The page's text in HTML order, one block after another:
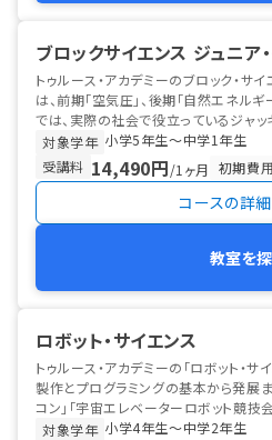
ブロックサイエンス ジュニア
トゥルース・アカデミーのブロック・サイ
は、前期「空気圧」、後期「自然エネルギ
では、実際の社会で役立っているジャッ
対象学年 小学5年生〜中学1年生
受講料 14,490円/1ヶ月 初期費
コースの詳
教室を
ロボット・サイエンス
トゥルース・アカデミーの「ロボット・サ
製作とプログラミングの基本から発展ま
コン」「宇宙エレベーターロボット競技
対象学年 小学4年生〜中学2年生